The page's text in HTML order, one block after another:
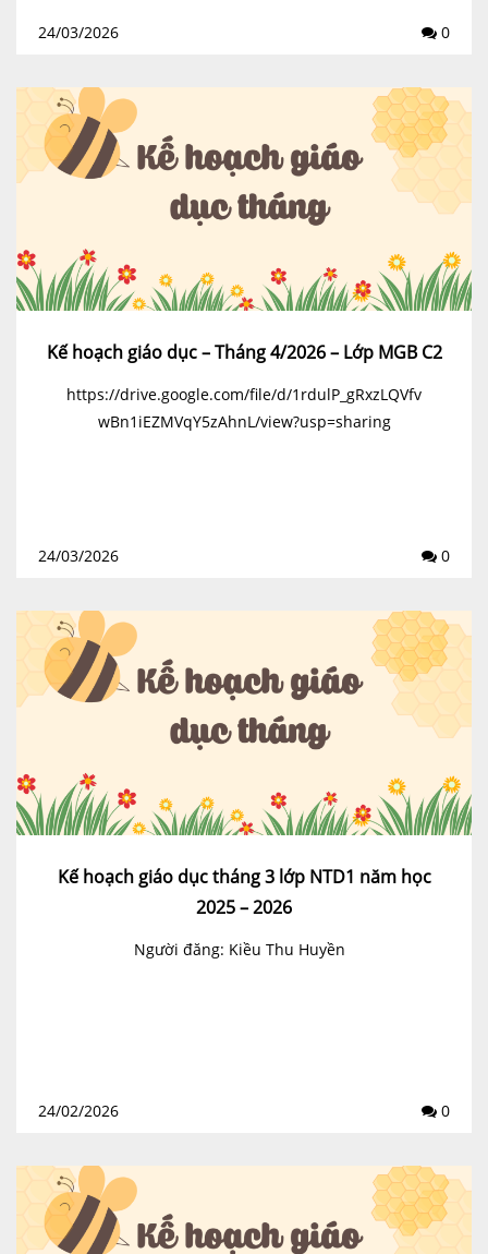
24/03/2026 0
Kế hoạch giáo dục – Tháng 4/2026 – Lớp MGB C2
https://drive.google.com/file/d/1rdulP_gRxzLQVfv
wBn1iEZMVqY5zAhnL/view?usp=sharing
24/03/2026 0
Kế hoạch giáo dục tháng 3 lớp NTD1 năm học
2025 – 2026
Người đăng: Kiều Thu Huyền
24/02/2026 0